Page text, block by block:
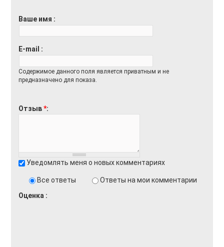
Ваше имя
E-mail
Содержимое данного поля является приватным и не
предназначено для показа.
Отзыв*
Уведомлять меня о новых комментариях
Все ответы
Ответы на мои комментарии
Оценка